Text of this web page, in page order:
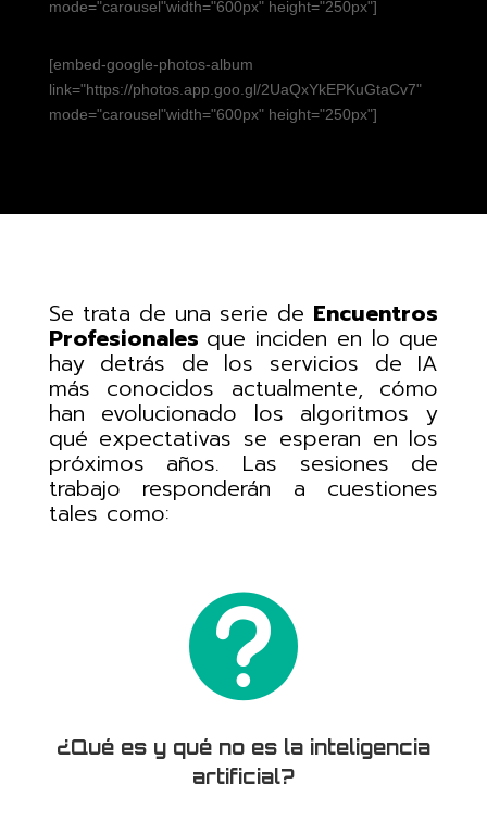
mode="carousel"width="600px" height="250px"]
[embed-google-photos-album
link="https://photos.app.goo.gl/2UaQxYkEPKuGtaCv7"
mode="carousel"width="600px" height="250px"]
Se trata de una serie de Encuentros
Profesionales que inciden en lo que
hay detrás de los servicios de IA
más conocidos actualmente, cómo
han evolucionado los algoritmos y
qué expectativas se esperan en los
próximos años. Las sesiones de
trabajo responderán a cuestiones
tales como:

¿Qué es y qué no es la inteligencia
artificial?